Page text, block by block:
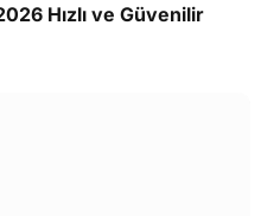
Hızlı ve Güvenilir